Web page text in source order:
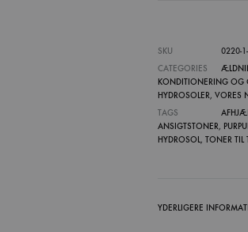
SKU
0220-
CATEGORIES
KONDITIONERING OG
HYDROSOLER, VORES
TAGS
ANSIGTSTONER,
HYDROSOL, TONER TIL
YDERLIGERE